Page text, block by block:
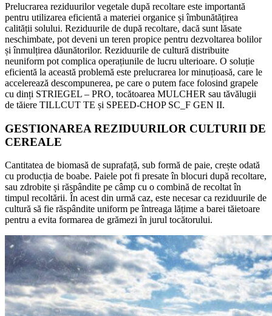
Prelucrarea reziduurilor vegetale după recoltare este importantă
pentru utilizarea eficientă a materiei organice și îmbunătățirea
calității solului. Reziduurile de după recoltare, dacă sunt lăsate
neschimbate, pot deveni un teren propice pentru dezvoltarea bolilor
și înmulțirea dăunătorilor. Reziduurile de cultură distribuite
neuniform pot complica operațiunile de lucru ulterioare. O soluție
eficientă la această problemă este prelucrarea lor minuțioasă, care le
accelerează descompunerea, pe care o putem face folosind grapele
cu dinți STRIEGEL – PRO, tocătoarea MULCHER sau tăvălugii
de tăiere TILLCUT TE și SPEED-CHOP SC_F GEN II.
GESTIONAREA REZIDUURILOR CULTURII DE
CEREALE
Cantitatea de biomasă de suprafață, sub formă de paie, crește odată
cu producția de boabe. Paiele pot fi presate în blocuri după recoltare,
sau zdrobite și răspândite pe câmp cu o combină de recoltat în
timpul recoltării. În acest din urmă caz, este necesar ca reziduurile de
cultură să fie răspândite uniform pe întreaga lățime a barei tăietoare
pentru a evita formarea de grămezi în jurul tocătorului.